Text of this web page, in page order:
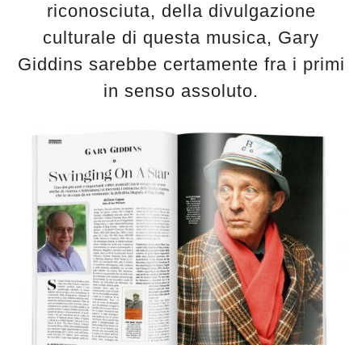
riconosciuta, della divulgazione
culturale di questa musica, Gary
Giddins sarebbe certamente fra i primi
in senso assoluto.